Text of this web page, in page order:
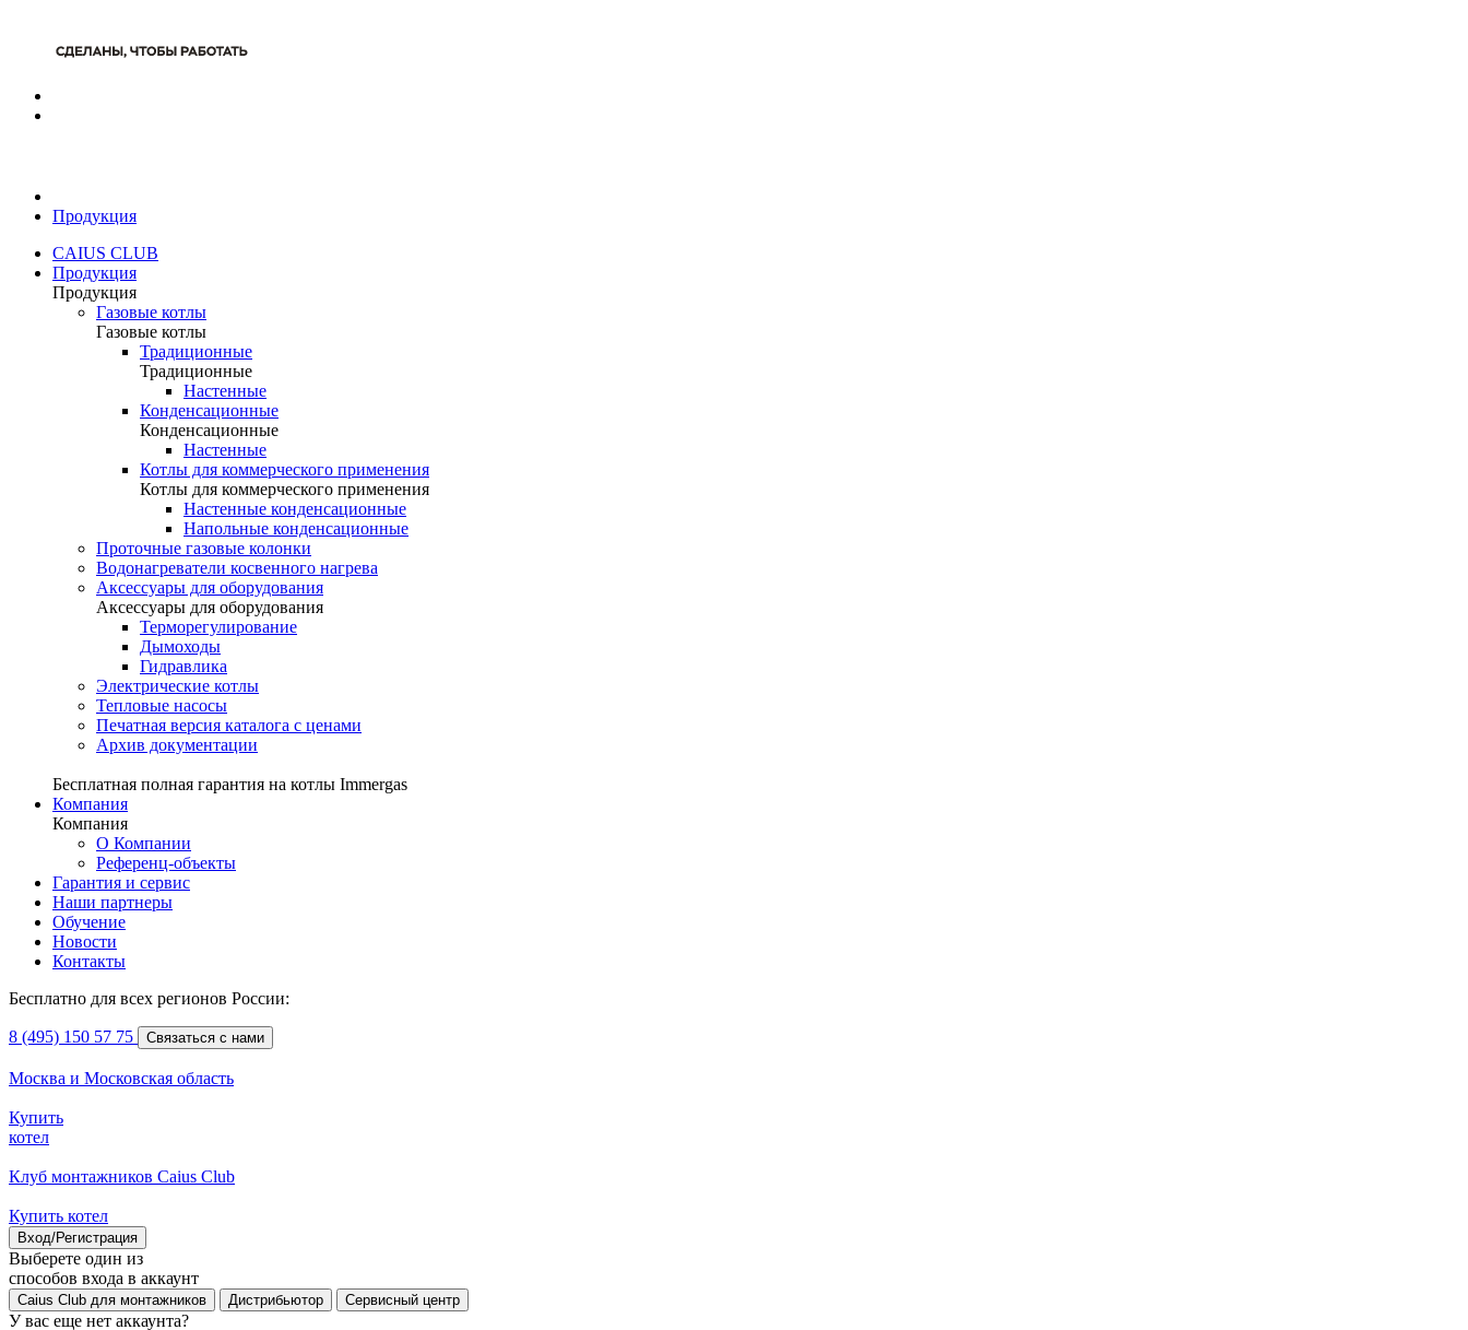
Продукция
CAIUS CLUB
Продукция
Продукция
Газовые котлы
Газовые котлы
Традиционные
Традиционные
Настенные
Конденсационные
Конденсационные
Настенные
Котлы для коммерческого применения
Котлы для коммерческого применения
Настенные конденсационные
Напольные конденсационные
Проточные газовые колонки
Водонагреватели косвенного нагрева
Аксессуары для оборудования
Аксессуары для оборудования
Терморегулирование
Дымоходы
Гидравлика
Электрические котлы
Тепловые насосы
Печатная версия каталога с ценами
Архив документации
Бесплатная полная гарантия на котлы Immergas
Компания
Компания
О Компании
Референц-объекты
Гарантия и сервис
Наши партнеры
Обучение
Новости
Контакты
Бесплатно для всех регионов России:
8 (495) 150 57 75 Связаться с нами
Москва и Московская область
Купить
котел
Клуб монтажников Caius Club
Купить котел
Вход/Регистрация
Выберете один из
способов входа в аккаунт
Caius Club для монтажников Дистрибьютор Сервисный центр
У вас еще нет аккаунта?